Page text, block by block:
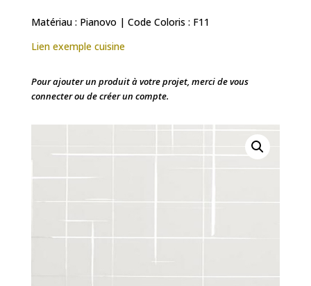
Matériau : Pianovo | Code Coloris : F11
Lien exemple cuisine
Pour ajouter un produit à votre projet, merci de vous
connecter ou de créer un compte.